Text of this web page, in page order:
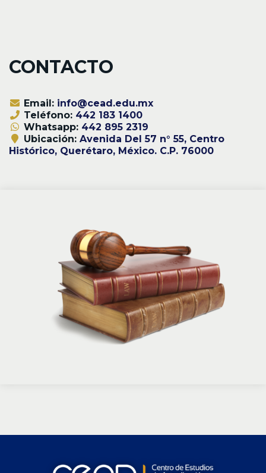
CONTACTO
Email: info@cead.edu.mx
Teléfono: 442 183 1400
Whatsapp: 442 895 2319
Ubicación: Avenida Del 57 n° 55, Centro
Histórico, Querétaro, México. C.P. 76000